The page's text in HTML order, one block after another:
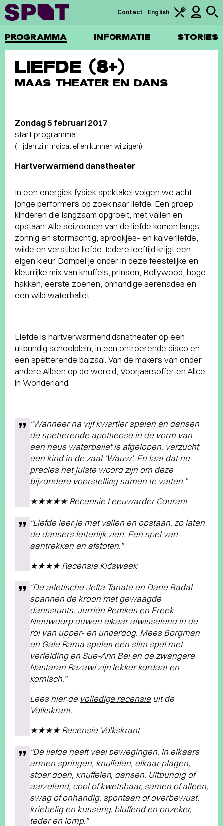
PROGRAMMA INFORMATIE STORIES
Contact English
LIEFDE (8+)
MAAS THEATER EN DANS
Zondag 5 februari 2017
start programma
(Tijden zijn indicatief en kunnen wijzigen)
Hartverwarmend danstheater
In een energiek fysiek spektakel volgen we acht
jonge performers op zoek naar liefde. Een groep
kinderen die langzaam opgroeit, met vallen en
opstaan. Alle seizoenen van de liefde komen langs:
zonnig en stormachtig, sprookjes- en kalverliefde,
wilde en verstilde liefde. Iedere leeftijd krijgt een
eigen kleur. Dompel je onder in deze feestelijke en
kleurrijke mix van knuffels, prinsen, Bollywood, hoge
hakken, eerste zoenen, onhandige serenades en
een wild waterballet.
Liefde is hartverwarmend danstheater op een
uitbundig schoolplein, in een ontroerende disco en
een spetterende balzaal. Van de makers van onder
andere Alleen op de wereld, Voorjaarsoffer en Alice
in Wonderland.
“Wanneer na vijf kwartier spelen en dansen
de spetterende apotheose in de vorm van
een heus waterballet is afgelopen, verzucht
een kind in de zaal ‘Wauw’. En laat dat nu
precies het juiste woord zijn om deze
bijzondere voorstelling samen te vatten.”
★★★★★ Recensie Leeuwarder Courant
“Liefde leer je met vallen en opstaan, zo laten
de dansers letterlijk zien. Een spel van
aantrekken en afstoten.”
★★★★ Recensie Kidsweek
“De atletische Jefta Tanate en Dane Badal
spannen de kroon met gewaagde
dansstunts. Jurriën Remkes en Freek
Nieuwdorp duwen elkaar afwisselend in de
rol van upper- en underdog. Mees Borgman
en Gale Rama spelen een slim spel met
verleiding en Sue-Ann Bel en de zwangere
Nastaran Razawi zijn lekker kordaat en
komisch.”
Lees hier de volledige recensie uit de
Volkskrant.
★★★★ Recensie Volkskrant
“De liefde heeft veel bewegingen. In elkaars
armen springen, knuffelen, elkaar plagen,
stoer doen, knuffelen, dansen. Uitbundig of
aarzelend, cool of kwetsbaar, samen of alleen,
swag of onhandig, spontaan of overbewust,
kriebelig en kusserig, bluffend en onzeker,
teder en lomp.”